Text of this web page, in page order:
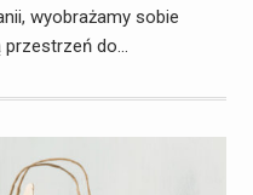
wyobrażamy sobie
przestrzeń do…